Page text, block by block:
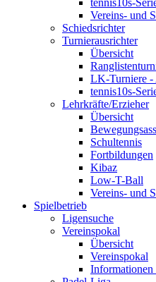
tennis10s-
Vereins- und
Schiedsrichter
Turnierausrichter
Übersicht
LK-Turniere -
tennis10s-
Lehrkräfte/Erzieher
Übersicht
Schultennis
Fortbildungen
Kibaz
Low-T-Ball
Vereins- und
Spielbetrieb
Ligensuche
Vereinspokal
Übersicht
Vereinspokal
Informationen